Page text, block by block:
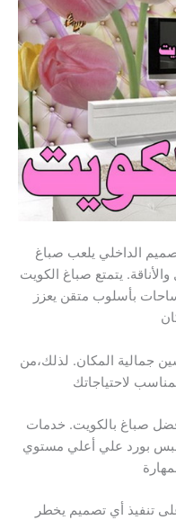
الداخلي يلعب صباغ
يتمتع صباغ الكويت
بأسلوب متقن يعزز
جمالية المكان. لذلك،من
لاحتياجاتك
صباغ بالكويت. خدمات
بورد علي أعلي مستوي
تنفيذ أي تصميم يخطر